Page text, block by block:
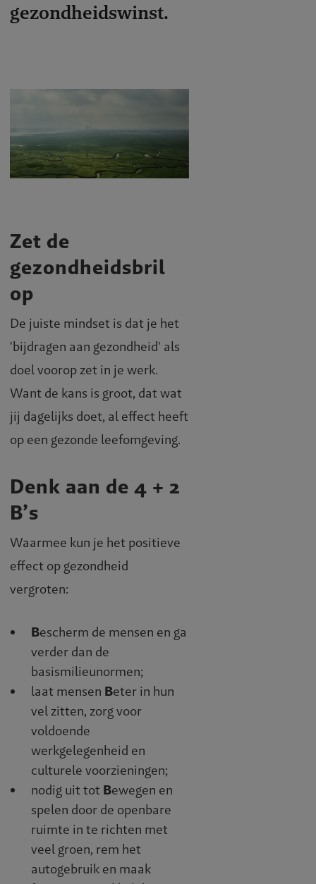
gezondheidswinst.
Zet de
gezondheidsbril
op
De juiste mindset is dat je het
'bijdragen aan gezondheid' als
doel voorop zet in je werk.
Want de kans is groot, dat wat
jij dagelijks doet, al effect heeft
op een gezonde leefomgeving.
Denk aan de 4 + 2
B’s
Waarmee kun je het positieve
effect op gezondheid
vergroten:
Bescherm de mensen en ga
verder dan de
basismilieunormen;
laat mensen Beter in hun
vel zitten, zorg voor
voldoende
werkgelegenheid en
culturele voorzieningen;
nodig uit tot Bewegen en
spelen door de openbare
ruimte in te richten met
veel groen, rem het
autogebruik en maak